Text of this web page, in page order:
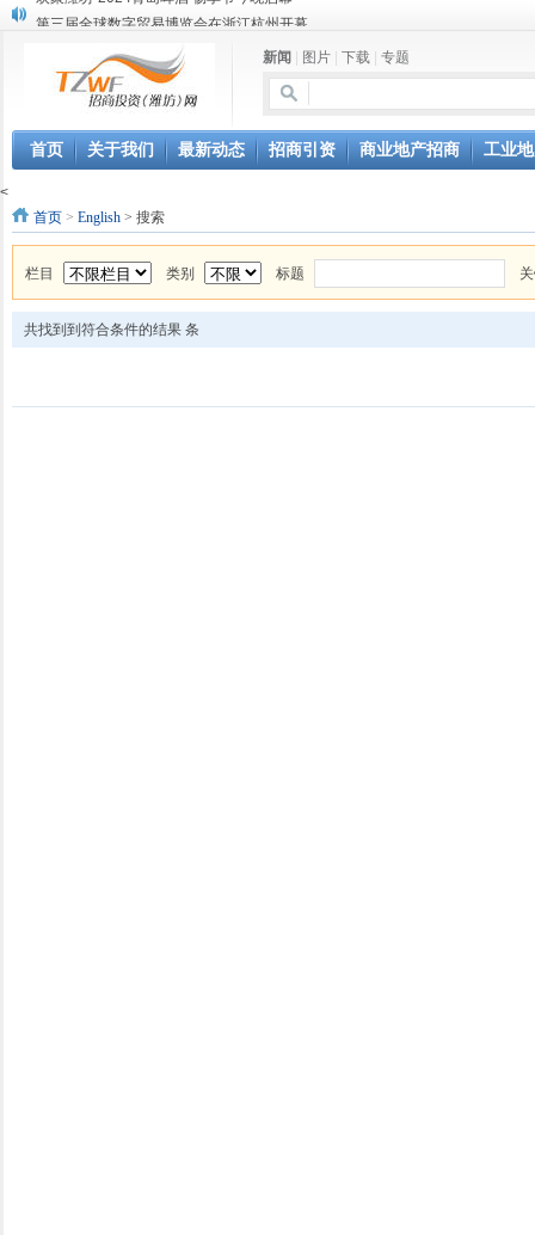
第三届全球数字贸易博览会在浙江杭州开幕
潍坊招商局讯：2024中日韩产业合作发展论坛开幕
昌乐大项目“拔节生长”赋能高质量发展
格润麦尔高端淀粉预混料智能制造项目顺利通过验收
潍坊招商局转：潍坊的冬日“秋景”
香港上市公司投资信息
欢聚潍坊·2024青岛啤酒 畅享节今晚启幕
新闻 图片 下载 专题
首页 关于我们 最新动态 招商引资 商业地产招商 工业
<
首页 > English > 搜索
栏目 类别 标题
共找到到符合条件的结果 条